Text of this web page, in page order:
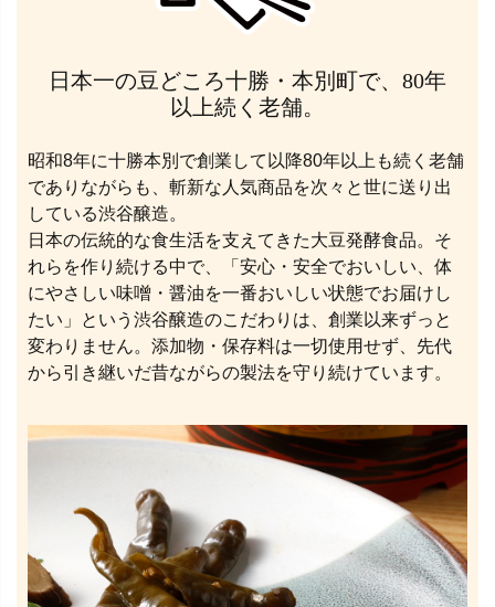
日本一の豆どころ十勝・本別町で、80年
以上続く老舗。
昭和8年に十勝本別で創業して以降80年以上も続く老舗
でありながらも、斬新な人気商品を次々と世に送り出
している渋谷醸造。
日本の伝統的な食生活を支えてきた大豆発酵食品。そ
れらを作り続ける中で、「安心・安全でおいしい、体
にやさしい味噌・醤油を一番おいしい状態でお届けし
たい」という渋谷醸造のこだわりは、創業以来ずっと
変わりません。添加物・保存料は一切使用せず、先代
から引き継いだ昔ながらの製法を守り続けています。